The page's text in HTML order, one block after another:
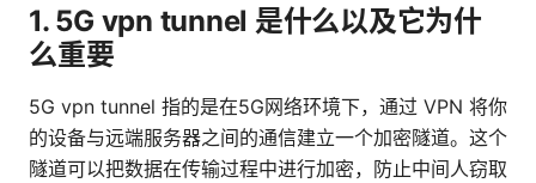
1. 5G vpn tunnel 是什么以及它为什
么重要
5G vpn tunnel 指的是在5G网络环境下，通过 VPN 将你
的设备与远端服务器之间的通信建立一个加密隧道。这个
隧道可以把数据在传输过程中进行加密，防止中间人窃取